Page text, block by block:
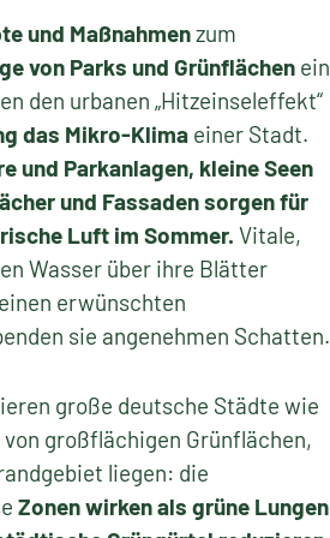
und Maßnahmenzum
von Parks und Grünflächen ein
den urbanen „Hitzeinseleffekt“
das Mikro-Klima einer Stadt.
und Parkanlagen, kleine Seen
und Fassaden sorgen für
Luft im Sommer. Vitale,
Wasser über ihre Blätter
erwünschten
sie angenehmen Schatten.
große deutsche Städte wie
großflächigen Grünflächen,
liegen: die
Zonen wirken als grüne Lungen